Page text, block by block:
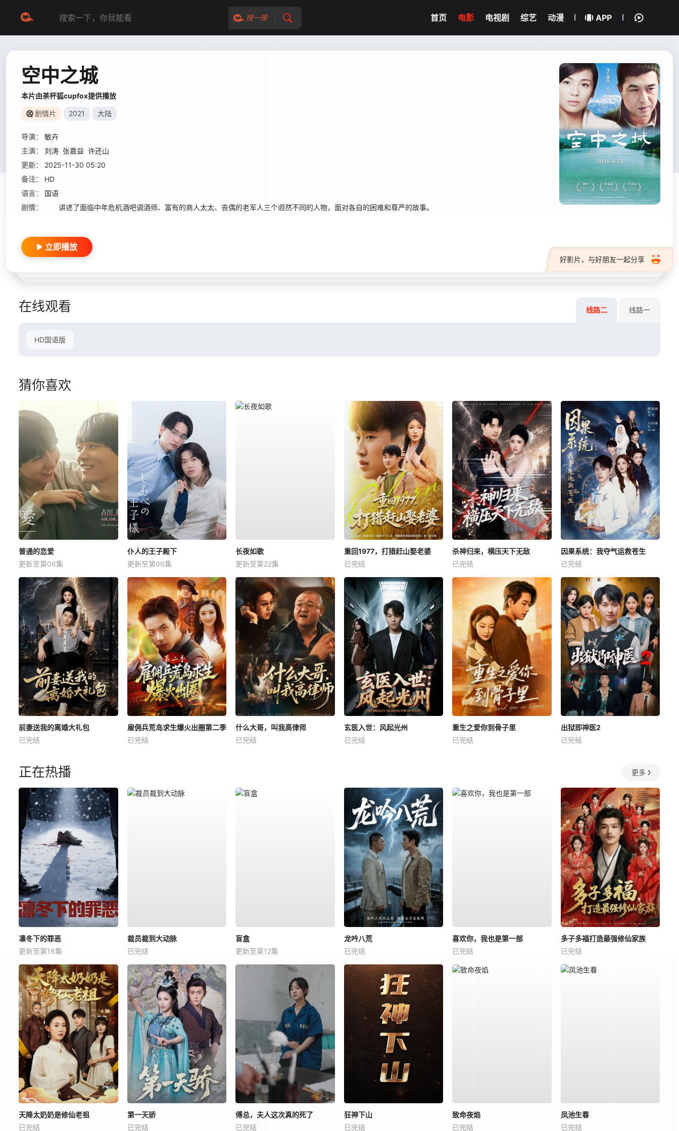
搜一搜 首页 电影 电视剧 综艺 动漫 APP
空中之城
本片由茶杯狐cupfox提供播放
剧情片 2021 大陆
导演：
敏卉
主演：
刘涛 张嘉益 许还山
更新：
2025-11-30 05:20
备注：
HD
语言：
国语
剧情：
讲述了面临中年危机酒吧调酒师、富有的商人太太、丧偶的老军人三个迥然不同的人物，面对各自的困难和尊严的故事。
好影片，与好朋友一起分享
立即播放
在线观看 线路二 线路一
HD国语版
猜你喜欢
普通的恋爱
更新至第06集
仆人的王子殿下
更新至第06集
长夜如歌
更新至第22集
重回1977，打猎赶山娶老婆
已完结
杀神归来，横压天下无敌
已完结
因果系统：我夺气运救苍生
已完结
前妻送我的离婚大礼包
已完结
雇佣兵荒岛求生爆火出圈第二季
已完结
什么大哥，叫我高律师
已完结
玄医入世：风起光州
已完结
重生之爱你到骨子里
已完结
出狱即神医2
已完结
正在热播 更多
凛冬下的罪恶
更新至第18集
裁员裁到大动脉
已完结
盲盒
更新至第12集
龙吟八荒
已完结
喜欢你，我也是第一部
已完结
多子多福打造最强修仙家族
已完结
天降太奶奶是修仙老祖
已完结
第一天骄
已完结
傅总，夫人这次真的死了
已完结
狂神下山
已完结
致命夜焰
已完结
凤池生春
已完结